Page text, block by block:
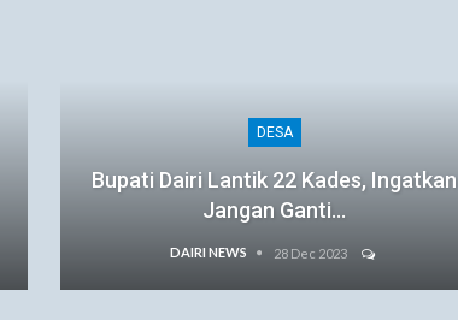
DESA
Bupati Dairi Lantik 22 Kades, Ingatkan
Jangan Ganti…
DAIRI NEWS 28 Dec 2023